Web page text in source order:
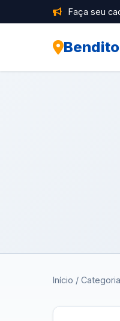
Faça seu
Início /